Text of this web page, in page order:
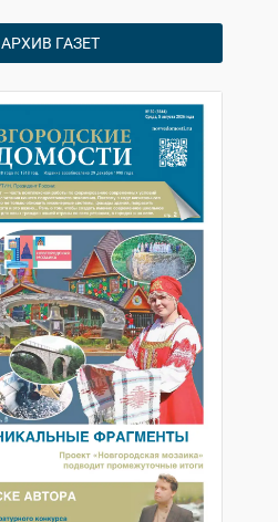
АРХИВ ГАЗЕТ